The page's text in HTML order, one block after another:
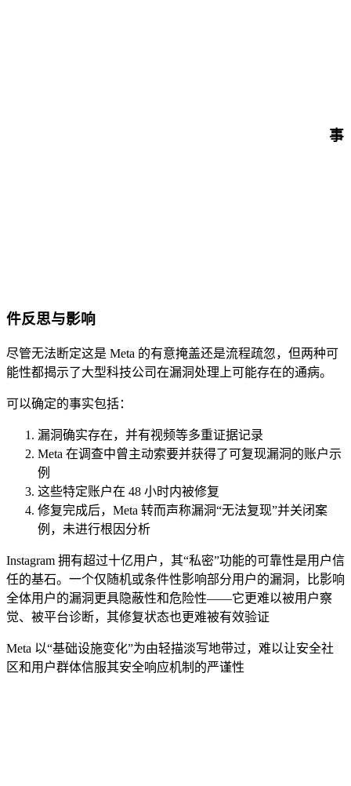
事
件反思与影响
尽管无法断定这是 Meta 的有意掩盖还是流程疏忽，但两种可
能性都揭示了大型科技公司在漏洞处理上可能存在的通病。
可以确定的事实包括：
漏洞确实存在，并有视频等多重证据记录
Meta 在调查中曾主动索要并获得了可复现漏洞的账户示
例
这些特定账户在 48 小时内被修复
修复完成后，Meta 转而声称漏洞“无法复现”并关闭案
例，未进行根因分析
Instagram 拥有超过十亿用户，其“私密”功能的可靠性是用户信
任的基石。一个仅随机或条件性影响部分用户的漏洞，比影响
全体用户的漏洞更具隐蔽性和危险性——它更难以被用户察
觉、被平台诊断，其修复状态也更难被有效验证
Meta 以“基础设施变化”为由轻描淡写地带过，难以让安全社
区和用户群体信服其安全响应机制的严谨性